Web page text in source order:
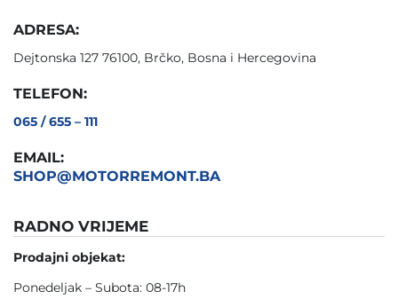
ADRESA:
Dejtonska 127 76100, Brčko, Bosna i Hercegovina
TELEFON:
065 / 655 – 111
EMAIL:
SHOP@MOTORREMONT.BA
RADNO VRIJEME
Prodajni objekat:
Ponedeljak – Subota: 08-17h